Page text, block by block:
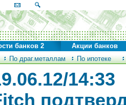
По драг.металлам По ипотеке
банков 2 Акции банков
14:33